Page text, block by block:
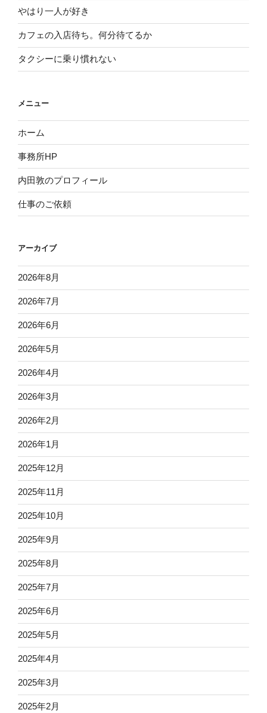
やはり一人が好き
カフェの入店待ち。何分待てるか
タクシーに乗り慣れない
メニュー
ホーム
事務所HP
内田敦のプロフィール
仕事のご依頼
アーカイブ
2026年8月
2026年7月
2026年6月
2026年5月
2026年4月
2026年3月
2026年2月
2026年1月
2025年12月
2025年11月
2025年10月
2025年9月
2025年8月
2025年7月
2025年6月
2025年5月
2025年4月
2025年3月
2025年2月